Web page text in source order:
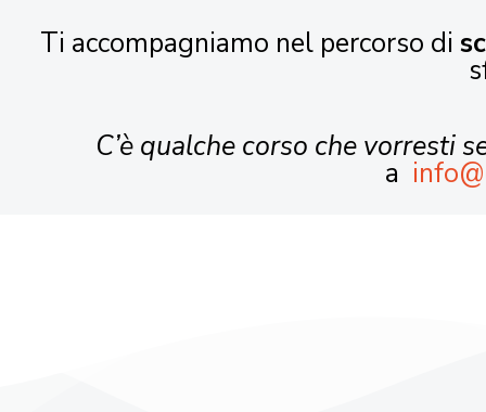
Ti accompagniamo nel percorso di
C’è qualche corso che vorresti
a